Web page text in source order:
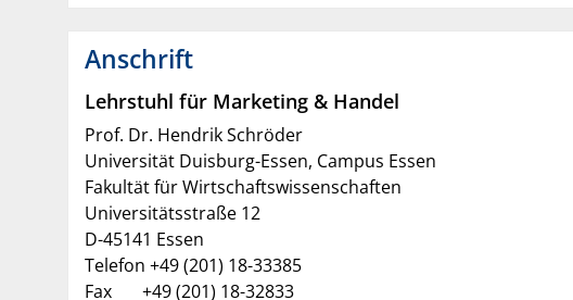
Anschrift
Lehrstuhl für Marketing & Handel
Prof. Dr. Hendrik Schröder
Universität Duisburg-Essen, Campus Essen
Fakultät für Wirtschaftswissenschaften
Universitätsstraße 12
D-45141 Essen
Telefon +49 (201) 18-33385
Fax +49 (201) 18-32833